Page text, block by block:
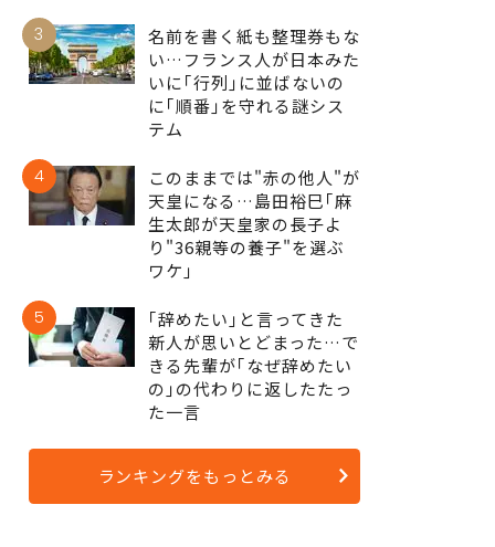
3
名前を書く紙も整理券もな
い…フランス人が日本みた
いに｢行列｣に並ばないの
に｢順番｣を守れる謎シス
テム
4
このままでは"赤の他人"が
天皇になる…島田裕巳｢麻
生太郎が天皇家の長子よ
り"36親等の養子"を選ぶ
ワケ｣
5
｢辞めたい｣と言ってきた
新人が思いとどまった…で
きる先輩が｢なぜ辞めたい
の｣の代わりに返したたっ
た一言
ランキングをもっとみる